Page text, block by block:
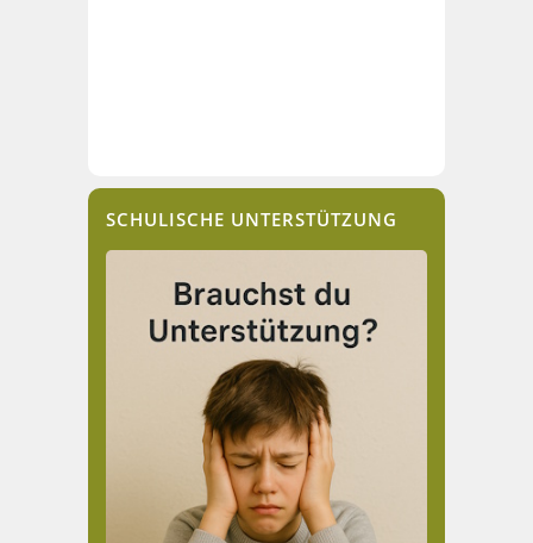
SCHULISCHE UNTERSTÜTZUNG